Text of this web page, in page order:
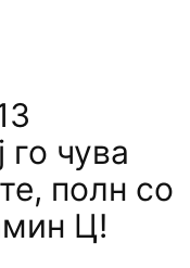
го чува
полн со
Ц!